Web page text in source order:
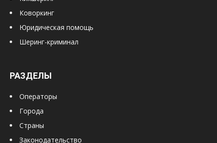
Коворкинг
Юридическая помощь
Шеринг-криминал
РАЗДЕЛЫ
Операторы
Города
Страны
Законодательство